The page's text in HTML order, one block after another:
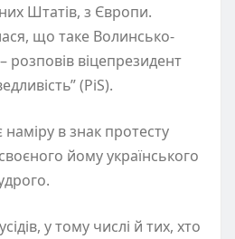
Штатів, з Європи.
що таке Волинсько-
розповів віцепрезидент
(PiS).
в знак протесту
йому українського
у тому числі й тих, хто